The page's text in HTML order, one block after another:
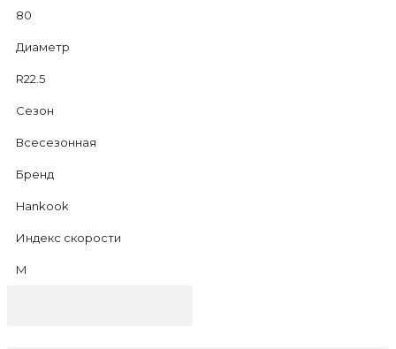
80
Диаметр
R22.5
Сезон
Всесезонная
Бренд
Hankook
Индекс скорости
M